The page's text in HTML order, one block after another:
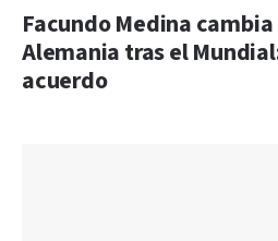
Facundo Medina
Alemania tras el
acuerdo